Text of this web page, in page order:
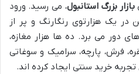
بازار بزرگ استانبول، می رسید. ورود
در یک هزارتوی رنگارنگ و پر از
دور می برد. ده ها هزار مغازه،
فرش، پارچه، سرامیک و سوغاتی
خرید سنتی ایجاد کرده اند.